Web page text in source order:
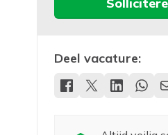
Deel vacature: